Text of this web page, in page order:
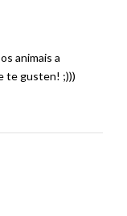
animais a
te gusten! ;)))